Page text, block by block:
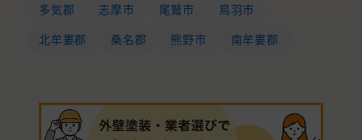
多気郡
志摩市 尾鷲市
鳥羽市
北牟婁郡
桑名郡 熊野市 南牟婁郡